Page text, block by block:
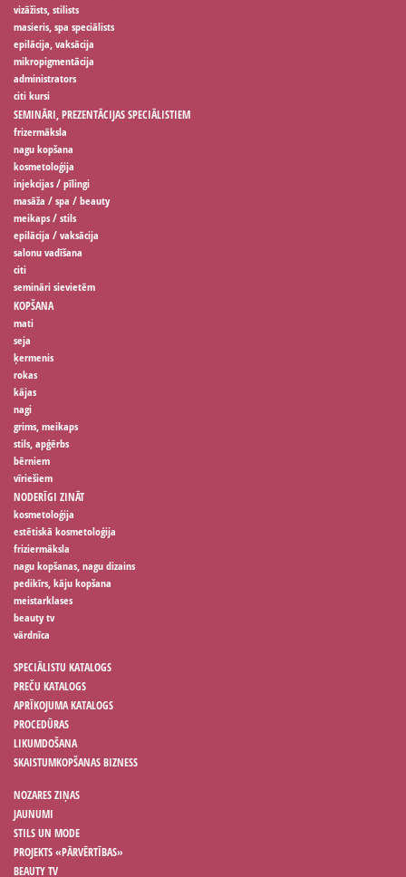
vizāžists, stilists
masieris, spa speciālists
epilācija, vaksācija
mikropigmentācija
administrators
citi kursi
SEMINĀRI, PREZENTĀCIJAS SPECIĀLISTIEM
frizermāksla
nagu kopšana
kosmetoloģija
injekcijas / pīlingi
masāža / spa / beauty
meikaps / stils
epilācija / vaksācija
salonu vadīšana
citi
semināri sievietēm
KOPŠANA
mati
seja
ķermenis
rokas
kājas
nagi
grims, meikaps
stils, apģērbs
bērniem
vīriešiem
NODERĪGI ZINĀT
kosmetoloģija
estētiskā kosmetoloģija
friziermāksla
nagu kopšanas, nagu dizains
pedikīrs, kāju kopšana
meistarklases
beauty tv
vārdnīca
SPECIĀLISTU KATALOGS
PREČU KATALOGS
APRĪKOJUMA KATALOGS
PROCEDŪRAS
LIKUMDOŠANA
SKAISTUMKOPŠANAS BIZNESS
NOZARES ZIŅAS
JAUNUMI
STILS UN MODE
PROJEKTS «PĀRVĒRTĪBAS»
BEAUTY TV